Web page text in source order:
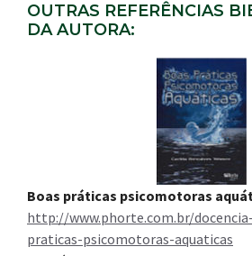
OUTRAS REFERÊNCIAS
DA AUTORA:
Boas práticas psicomotoras
http://www.phorte.com.br/
praticas-psicomotoras-aquaticas